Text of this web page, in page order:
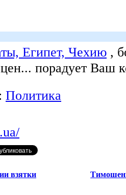
Египет, Чехию ,
порадует Ваш
Политика
взятки